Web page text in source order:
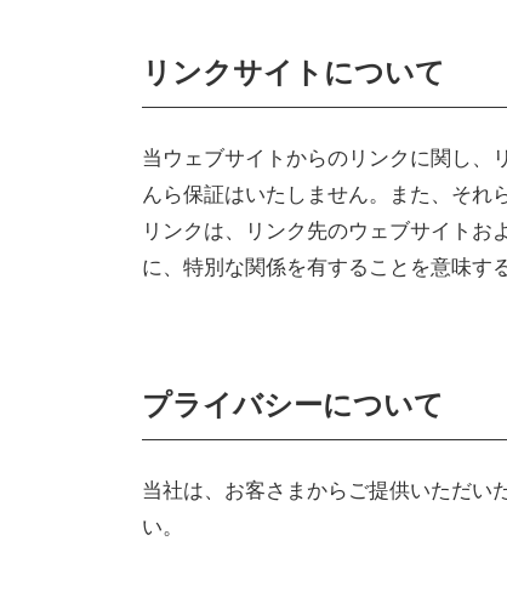
リンクサイトについて
当ウェブサイトからのリンクに関し、
んら保証はいたしません。また、それ
リンクは、リンク先のウェブサイト
に、特別な関係を有することを意味す
プライバシーについて
当社は、お客さまからご提供いただい
い。